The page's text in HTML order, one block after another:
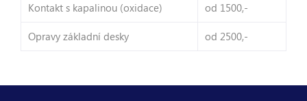
Kontakt s kapalinou (oxidace) od 1500,-
Opravy základní desky od 2500,-